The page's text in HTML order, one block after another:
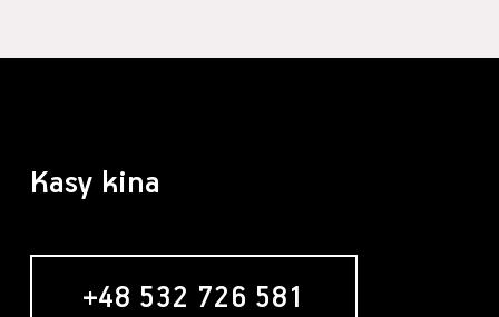
Kasy kina
+48 532 726 581